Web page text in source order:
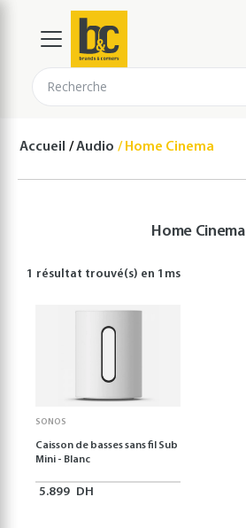
Recherche
Accueil Audio Home Cinema
Home Cinema
1 résultat trouvé(s) en 1 ms
SONOS
Caisson de basses sans fil Sub
Mini - Blanc
5.899 DH